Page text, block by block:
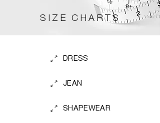
SIZE CHARTS
DRESS
JEAN
SHAPEWEAR